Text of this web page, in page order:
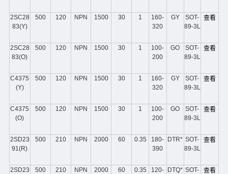
2SC28
83(Y)
500 120 NPN 1500 30 1
160-
320
GY
SOT-
89-3L
查看
2SC28
83(O)
500 120 NPN 1500 30 1
100-
200
GO
SOT-
89-3L
查看
C4375
(Y)
500 120 NPN 1500 30 1
160-
320
GY
SOT-
89-3L
查看
C4375
(O)
500 120 NPN 1500 30 1
100-
200
GO
SOT-
89-3L
查看
2SD23
91(R)
500 210 NPN 2000 60 0.35
180-
390
DTR* SOT-
89-3L
查看
2SD23
500 210 NPN 2000 60 0.35
120- DTQ* SOT-
查看